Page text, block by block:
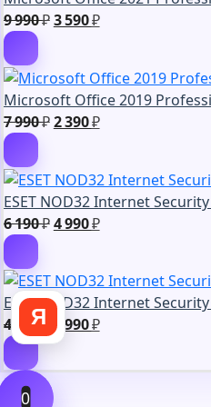
990 ₽.
9 990₽Первоначальная
9
990 ₽.
3 590₽Текущая
590 ₽.
Microsoft Office 2019
7 990₽Первоначальная
7
990 ₽.
2 390₽Текущая
390 ₽.
ESET NOD32 Internet
6 190₽Первоначальная
6
190 ₽.
4 990₽Текущая
990 ₽.
ESET NOD32 Internet
4 990₽ Первоначальная
цена
составляла
4
3 990₽Текущая
3
0
Я